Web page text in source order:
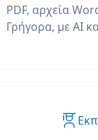
PDF, αρχεία
Γρήγορα, με AI